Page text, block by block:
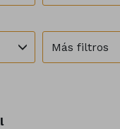
Más filtros